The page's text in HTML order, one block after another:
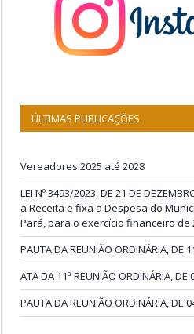
ÚLTIMAS PUBLICAÇÕES
Vereadores 2025 até 2028
LEI Nº 3493/2023, DE 21 DE
a Receita e fixa a Despesa do
Pará, para o exercício financeiro de
PAUTA DA REUNIÃO ORDINÁRIA, DE
ATA DA 11ª REUNIÃO ORDINÁRIA, DE
PAUTA DA REUNIÃO ORDINÁRIA, DE